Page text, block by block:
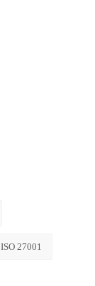
ISO 27001